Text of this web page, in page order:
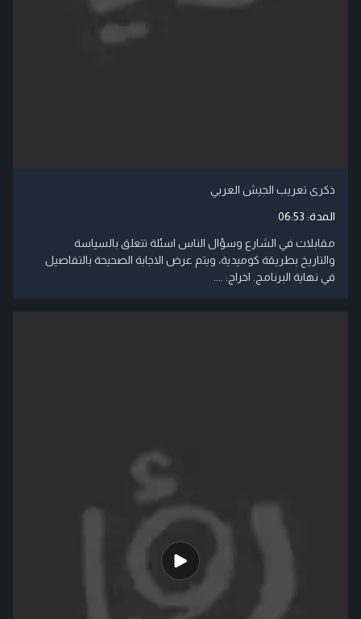
ذكرى تعريب الجيش العربي
المدة: 06:53
مقابلات في الشارع وسؤال الناس اسئلة تتعلق بالسياسة
والتاريخ بطريقة كوميدية، ويتم عرض الاجابة الصحيحة بالتفاصيل
في نهاية البرنامج. اخراج: ....